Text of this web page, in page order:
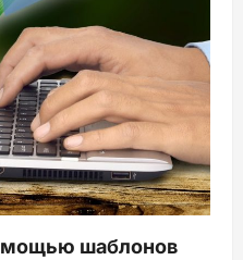
шаблонов